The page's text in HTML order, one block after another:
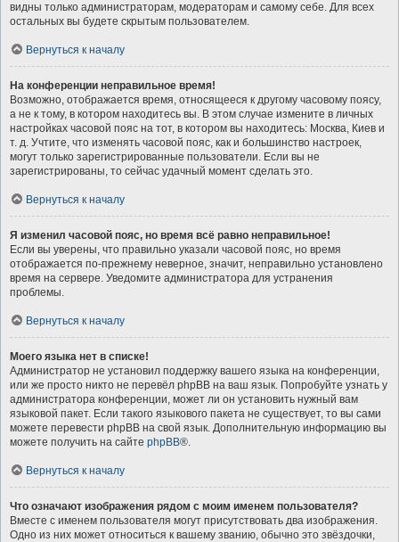
видны только администраторам, модераторам и самому себе. Для всех
остальных вы будете скрытым пользователем.
Вернуться к началу
На конференции неправильное время!
Возможно, отображается время, относящееся к другому часовому поясу,
а не к тому, в котором находитесь вы. В этом случае измените в личных
настройках часовой пояс на тот, в котором вы находитесь: Москва, Киев и
т. д. Учтите, что изменять часовой пояс, как и большинство настроек,
могут только зарегистрированные пользователи. Если вы не
зарегистрированы, то сейчас удачный момент сделать это.
Вернуться к началу
Я изменил часовой пояс, но время всё равно неправильное!
Если вы уверены, что правильно указали часовой пояс, но время
отображается по-прежнему неверное, значит, неправильно установлено
время на сервере. Уведомите администратора для устранения
проблемы.
Вернуться к началу
Моего языка нет в списке!
Администратор не установил поддержку вашего языка на конференции,
или же просто никто не перевёл phpBB на ваш язык. Попробуйте узнать у
администратора конференции, может ли он установить нужный вам
языковой пакет. Если такого языкового пакета не существует, то вы сами
можете перевести phpBB на свой язык. Дополнительную информацию вы
можете получить на сайте phpBB®.
Вернуться к началу
Что означают изображения рядом с моим именем пользователя?
Вместе с именем пользователя могут присутствовать два изображения.
Одно из них может относиться к вашему званию, обычно это звёздочки,